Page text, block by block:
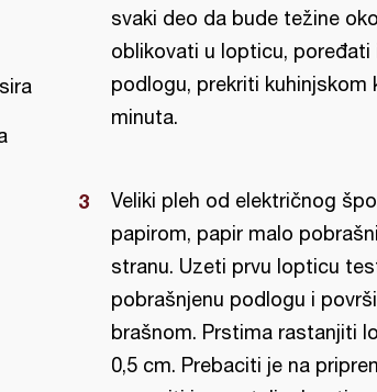
svaki deo da bude težine
oblikovati u lopticu, poređati
podlogu, prekriti kuhinjskom
minuta.
Veliki pleh od električnog
papirom, papir malo
stranu. Uzeti prvu lopticu
pobrašnjenu podlogu i
brašnom. Prstima rastanjiti
0,5 cm. Prebaciti je na